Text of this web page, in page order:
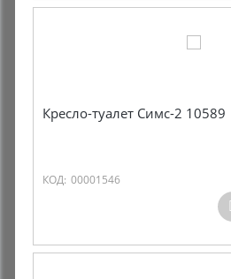
Кресло-туалет Симс-2 10589
КОД: 00001546